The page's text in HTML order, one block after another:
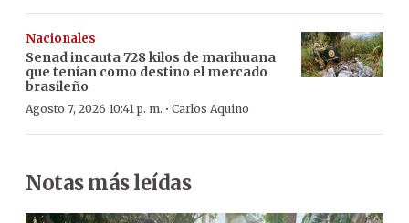
Nacionales
Senad incauta 728 kilos de marihuana
que tenían como destino el mercado
brasileño
Agosto 7, 2026 10:41 p. m. · Carlos Aquino
Notas más leídas